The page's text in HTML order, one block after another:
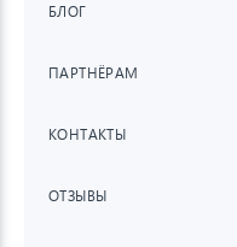
БЛОГ
ПАРТНЁРАМ
КОНТАКТЫ
ОТЗЫВЫ